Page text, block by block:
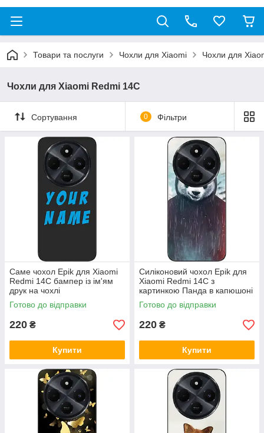
Товари та послуги Чохли для Xiaomi Чохли для
Чохли для Xiaomi Redmi 14C
Сортування 0 Фільтри
Саме чохол Epik для Xiaomi
Redmi 14C бампер із ім'ям
друк на чохлі
Готово до відправки
220 ₴
Купити
Силіконовий чохол Epik для
Xiaomi Redmi 14C з
картинкою Панда в капюшоні
Готово до відправки
220 ₴
Купити